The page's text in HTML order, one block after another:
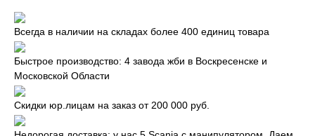
Всегда в наличии на складах более 400 единиц товара
Быстрое производство: 4 завода жби в Воскресенске и
Московской Области
Скидки юр.лицам на заказ от 200 000 руб.